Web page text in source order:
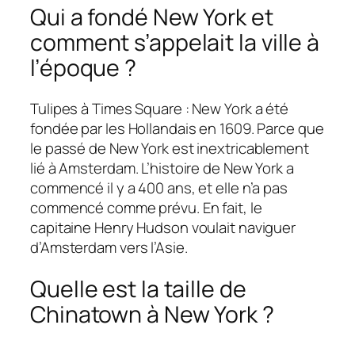
Qui a fondé New York et
comment s’appelait la ville à
l’époque ?
Tulipes à Times Square : New York a été
fondée par les Hollandais en 1609. Parce que
le passé de New York est inextricablement
lié à Amsterdam. L’histoire de New York a
commencé il y a 400 ans, et elle n’a pas
commencé comme prévu. En fait, le
capitaine Henry Hudson voulait naviguer
d’Amsterdam vers l’Asie.
Quelle est la taille de
Chinatown à New York ?